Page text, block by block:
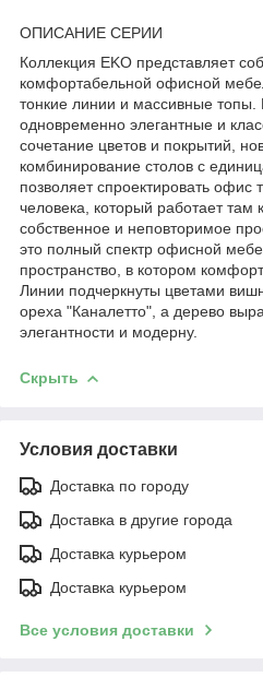
ОПИСАНИЕ СЕРИИ
Коллекция EKO представляет
комфортабельной офисной
тонкие линии и массивные топы.
одновременно элегантные и
сочетание цветов и покрытий,
комбинирование столов с
позволяет спроектировать офис
человека, который работает там
собственное и неповторимое
это полный спектр офисной
пространство, в котором
Линии подчеркнуты цветами
ореха "Каналетто", а дерево
элегантности и модерну.
Скрыть
Условия доставки
Доставка по городу
Доставка в другие города
Доставка курьером
Доставка курьером
Все условия доставки